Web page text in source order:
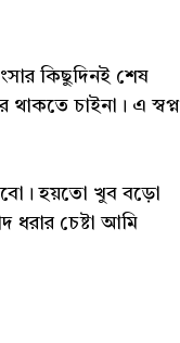
কিছুদিনই শেষ
চাইনা। এ স্বপ্ন
হয়তো খুব বড়ো
ধরার চেষ্টা আমি